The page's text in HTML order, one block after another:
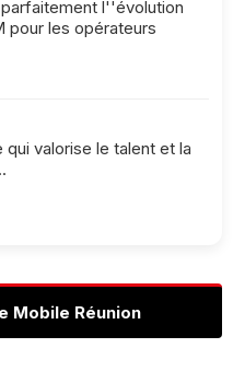
l''évolution
pour les opérateurs
valorise le talent et la
Mobile Réunion